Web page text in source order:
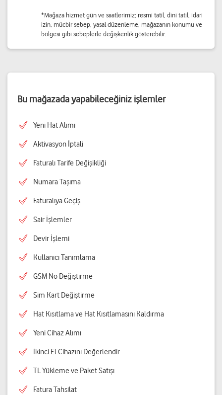
*Mağaza hizmet gün ve saatlerimiz; resmi tatil, dini tatil, idari
izin, mücbir sebep, yasal düzenleme, mağazanın konumu ve
bölgesi gibi sebeplerle değişkenlik gösterebilir.
Bu mağazada yapabileceğiniz işlemler
Yeni Hat Alımı
Aktivasyon İptali
Faturalı Tarife Değişikliği
Numara Taşıma
Faturalıya Geçiş
Sair İşlemler
Devir İşlemi
Kullanıcı Tanımlama
GSM No Değiştirme
Sim Kart Değiştirme
Hat Kısıtlama ve Hat Kısıtlamasını Kaldırma
Yeni Cihaz Alımı
İkinci El Cihazını Değerlendir
TL Yükleme ve Paket Satışı
Fatura Tahsilat